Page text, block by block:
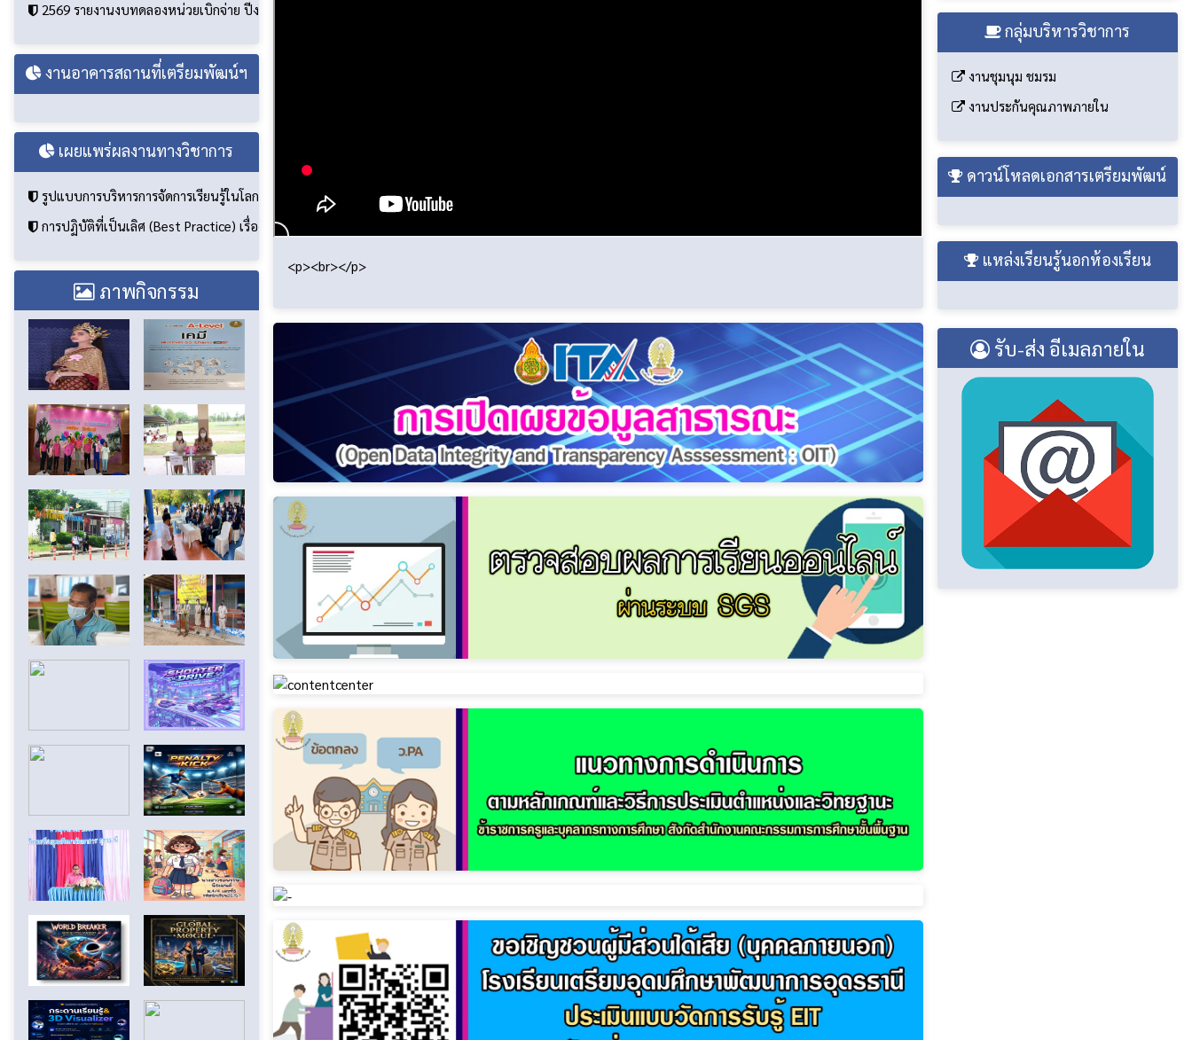
2569 รายงานงบทดลองหน่วยเบิกจ่าย ปีงบประมาณ 2569
งานอาคารสถานที่เตรียมพัฒน์ฯ
เผยแพร่ผลงานทางวิชาการ
รูปแบบการบริหารการจัดการเรียนรู้ในโลกแห่งการพลิกผันที่ส่งผลต่อคุณภาพการศึกษาของโรงเรียนน้ำสวยวิทยา สังกัดสำนักงานเขตพื้นที่การศึกษามัธยมศึกษาหนองคาย
การปฏิบัติที่เป็นเลิศ (Best Practice) เรื่อง การพัฒนาห้องเรียนคณิตศาสตร์อัจฉริยะด้วย AI และสื่อ Interactive เพื่อส่งเสริมการเรียนรู้เชิงรุกของนักเรียนระดับมัธยมศึกษาตอนปลาย โรงเรียนเตรียมอุดมศึกษาพัฒนาการ อุ
ภาพกิจกรรม
<p><br></p>
กลุ่มบริหารวิชาการ
งานชุมนุม ชมรม
งานประกันคุณภาพภายใน
ดาวน์โหลดเอกสารเตรียมพัฒน์
แหล่งเรียนรู้นอกห้องเรียน
รับ-ส่ง อีเมลภายใน